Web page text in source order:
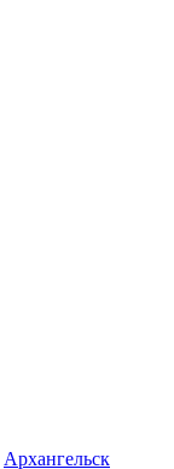
Архангельск